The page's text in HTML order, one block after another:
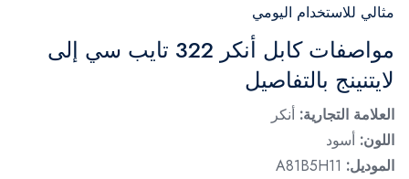
مثالي للاستخدام اليومي
مواصفات كابل أنكر 322 تايب سي إلى
لايتنينج بالتفاصيل
العلامة التجارية: أنكر
اللون: أسود
الموديل: